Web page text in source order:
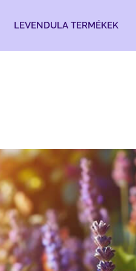
LEVENDULA TERMÉKEK